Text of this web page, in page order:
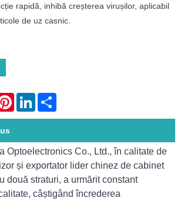
rapidă, inhibă creșterea virușilor, aplicabil
de uz casnic.
PinterestLinkedIn
Optoelectronics Co., Ltd., în calitate de
și exportator lider chinez de cabinet
două straturi, a urmărit constant
câștigând încrederea